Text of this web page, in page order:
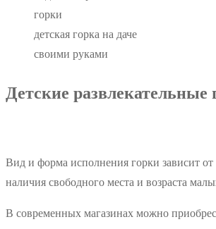
детская горка на даче
своими руками
Детские развлекательные
Вид и форма исполнения горки зависит от
наличия свободного места и возраста
В современных магазинах можно